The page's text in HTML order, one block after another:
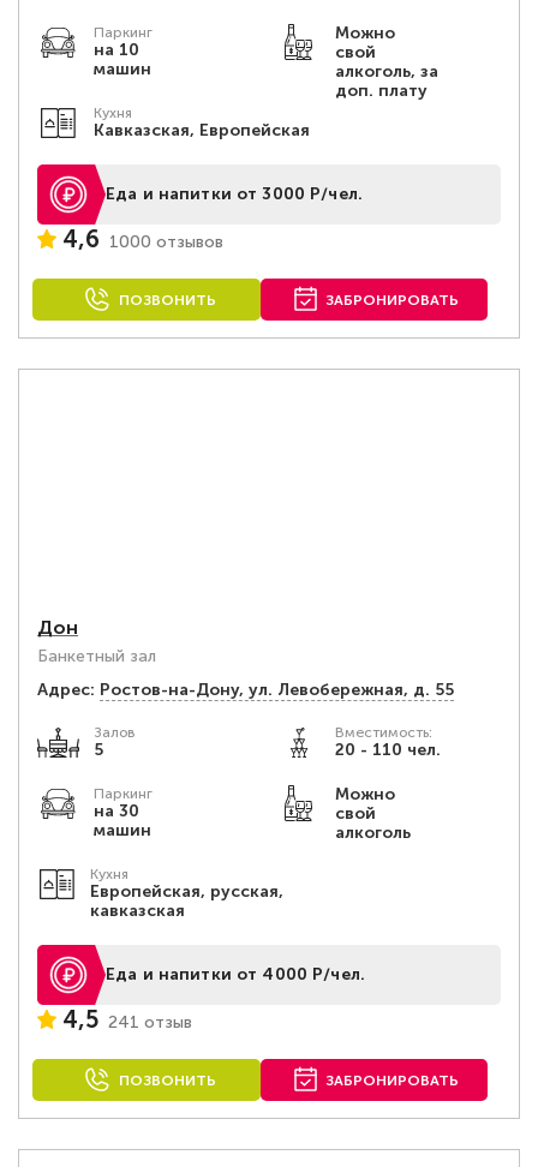
Паркинг
на 10
машин
Можно
свой
алкоголь, за
доп. плату
Кухня
Кавказская, Европейская
Еда и напитки от 3000 Р/чел.
4,6 1000 отзывов
ПОЗВОНИТЬ ЗАБРОНИРОВАТЬ
Дон
Банкетный зал
Адрес: Ростов-на-Дону, ул. Левобережная, д. 55
Залов
5
Вместимость:
20 - 110 чел.
Паркинг
на 30
машин
Можно
свой
алкоголь
Кухня
Европейская, русская,
кавказская
Еда и напитки от 4000 Р/чел.
4,5 241 отзыв
ПОЗВОНИТЬ ЗАБРОНИРОВАТЬ